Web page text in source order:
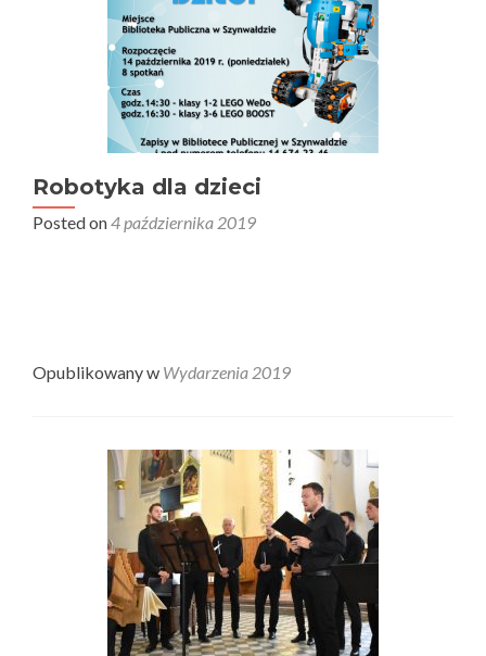
Robotyka dla dzieci
Posted on4 października 2019
Opublikowany w Wydarzenia 2019